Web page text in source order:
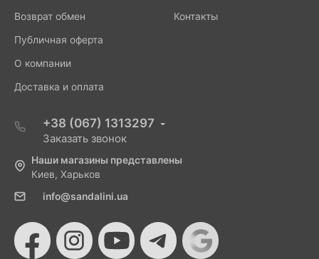
Возврат обмен
Публичная оферта
О компании
Доставка и оплата
Контакты
+38 (067) 1313297
Заказать звонок
Наши магазины представлены
Киев, Харьков
info@sandalini.ua